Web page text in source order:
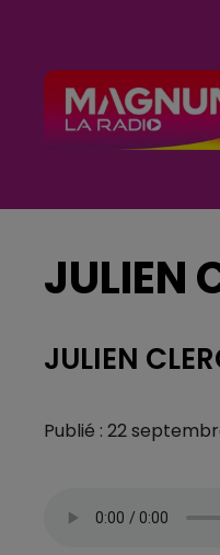
JULIEN
JULIEN
Publié : 22